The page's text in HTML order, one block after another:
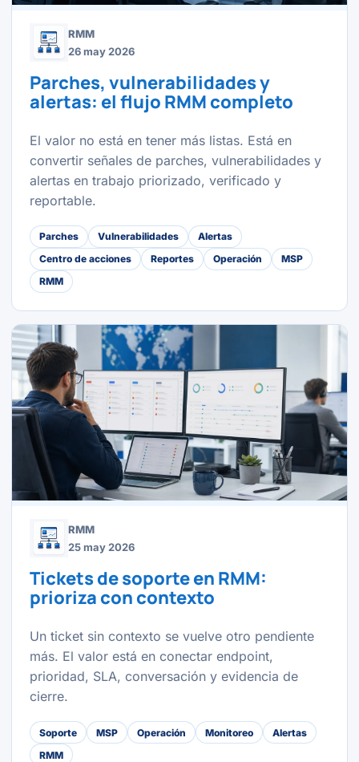
RMM
26 may 2026
Parches, vulnerabilidades y
alertas: el flujo RMM completo
El valor no está en tener más listas. Está en
convertir señales de parches, vulnerabilidades y
alertas en trabajo priorizado, verificado y
reportable.
Parches Vulnerabilidades
Alertas
Centro de acciones
Reportes Operación
MSP
RMM
RMM
25 may 2026
Tickets de soporte en RMM:
prioriza con contexto
Un ticket sin contexto se vuelve otro pendiente
más. El valor está en conectar endpoint,
prioridad, SLA, conversación y evidencia de
cierre.
Soporte MSP Operación Monitoreo
Alertas
RMM